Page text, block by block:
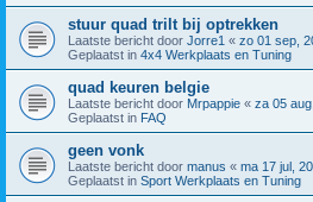
stuur quad trilt bij optrekken
Laatste bericht door Jorre1 « zo 01 sep,
Geplaatst in 4x4 Werkplaats en Tuning
quad keuren belgie
Laatste bericht door Mrpappie « za 05
Geplaatst in FAQ
geen vonk
Laatste bericht door manus « ma 17 jul,
Geplaatst in Sport Werkplaats en Tuning